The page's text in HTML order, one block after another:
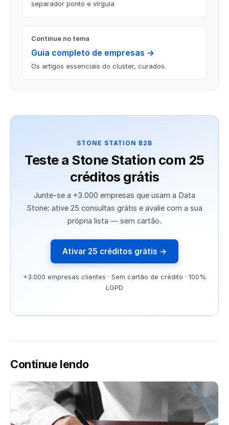
separador ponto e vírgula
Continue no tema
Guia completo de empresas →
Os artigos essenciais do cluster, curados.
STONE STATION B2B
Teste a Stone Station com 25
créditos grátis
Junte-se a +3.000 empresas que usam a Data
Stone: ative 25 consultas grátis e avalie com a sua
própria lista — sem cartão.
Ativar 25 créditos grátis →
+3.000 empresas clientes · Sem cartão de crédito · 100%
LGPD
Continue lendo